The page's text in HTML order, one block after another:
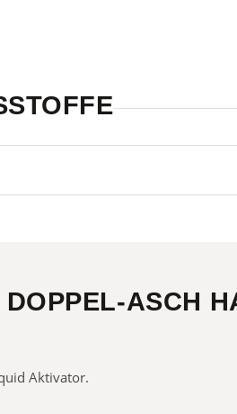
ASCH
Aktivator.